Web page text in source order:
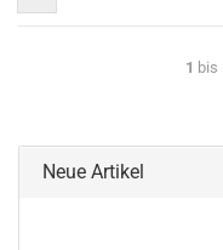
1 bis
Neue Artikel